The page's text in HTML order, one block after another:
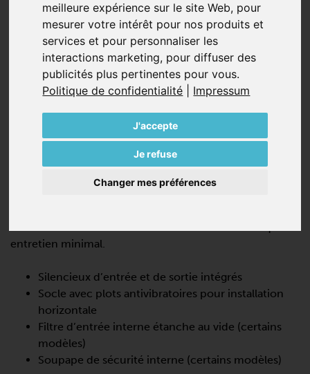
meilleure expérience sur le site Web, pour
mesurer votre intérêt pour nos produits et
services et pour personnaliser les
interactions marketing, pour diffuser des
publicités plus pertinentes pour vous.
Politique de confidentialité
Impressum
J'accepte
Je refuse
Changer mes préférences
SV 400/2
SOUFFLANTES À CANAL LATÉRAL,
DOUBLE-ÉTAGÉES
La SV 400/2 est une pompe turbo dynamique qui offre
entretien minimal.
Silencieux d’entrée et de sortie intégrés
Socle avec plots antivibratoires pour installation
horizontale
Filtre d’entrée interne étanche au vide (certains
modèles)
Soupape de sécurité interne (certains modèles)